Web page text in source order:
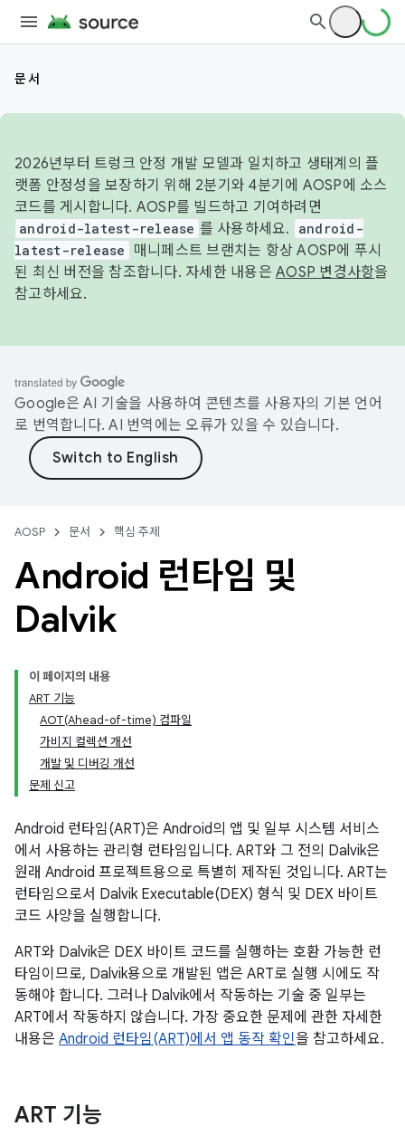
문서
2026년부터 트렁크 안정 개발 모델과 일치하고 생태계의 플
랫폼 안정성을 보장하기 위해 2분기와 4분기에 AOSP에 소스
코드를 게시합니다. AOSP를 빌드하고 기여하려면
android-latest-release 를 사용하세요.
android-
latest-release
매니페스트 브랜치는 항상 AOSP에 푸시
된 최신 버전을 참조합니다. 자세한 내용은 AOSP 변경사항을
참고하세요.
Google은 AI 기술을 사용하여 콘텐츠를 사용자의 기본 언어
로 번역합니다. AI 번역에는 오류가 있을 수 있습니다.
AOSP 문서 핵심 주제
Android 런타임 및
Dalvik
이 페이지의 내용
ART 기능
AOT(Ahead-of-time) 컴파일
가비지 컬렉션 개선
개발 및 디버깅 개선
문제 신고
Android 런타임(ART)은 Android의 앱 및 일부 시스템 서비스
에서 사용하는 관리형 런타임입니다. ART와 그 전의 Dalvik은
원래 Android 프로젝트용으로 특별히 제작된 것입니다. ART는
런타임으로서 Dalvik Executable(DEX) 형식 및 DEX 바이트
코드 사양을 실행합니다.
ART와 Dalvik은 DEX 바이트 코드를 실행하는 호환 가능한 런
타임이므로, Dalvik용으로 개발된 앱은 ART로 실행 시에도 작
동해야 합니다. 그러나 Dalvik에서 작동하는 기술 중 일부는
ART에서 작동하지 않습니다. 가장 중요한 문제에 관한 자세한
내용은 Android 런타임(ART)에서 앱 동작 확인을 참고하세요.
ART 기능